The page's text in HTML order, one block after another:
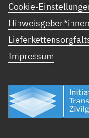
Cookie-
Impressum